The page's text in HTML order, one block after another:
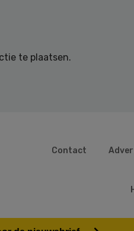
te plaatsen.
Contact